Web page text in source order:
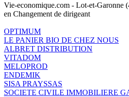
Vie-economique.com - Lot-et-Garonne
en Changement de dirigeant
OPTIMUM
LE PANIER BIO DE CHEZ NOUS
ALBRET DISTRIBUTION
VITADOM
MELOPROD
ENDEMIK
SISA PRAYSSAS
SOCIETE CIVILE IMMOBILIERE